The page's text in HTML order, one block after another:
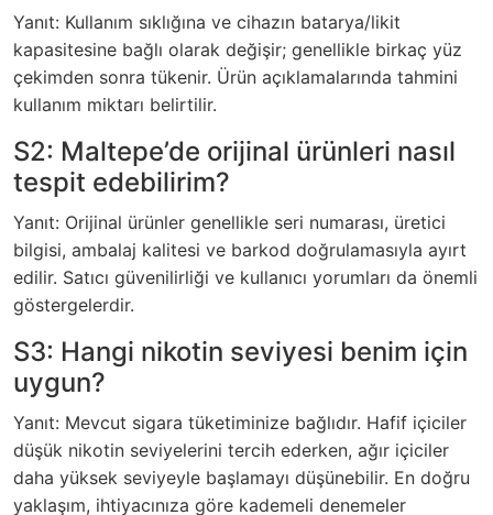
Yanıt: Kullanım sıklığına ve cihazın batarya/likit
kapasitesine bağlı olarak değişir; genellikle birkaç yüz
çekimden sonra tükenir. Ürün açıklamalarında tahmini
kullanım miktarı belirtilir.
S2: Maltepe’de orijinal ürünleri nasıl
tespit edebilirim?
Yanıt: Orijinal ürünler genellikle seri numarası, üretici
bilgisi, ambalaj kalitesi ve barkod doğrulamasıyla ayırt
edilir. Satıcı güvenilirliği ve kullanıcı yorumları da önemli
göstergelerdir.
S3: Hangi nikotin seviyesi benim için
uygun?
Yanıt: Mevcut sigara tüketiminize bağlıdır. Hafif içiciler
düşük nikotin seviyelerini tercih ederken, ağır içiciler
daha yüksek seviyeyle başlamayı düşünebilir. En doğru
yaklaşım, ihtiyacınıza göre kademeli denemeler